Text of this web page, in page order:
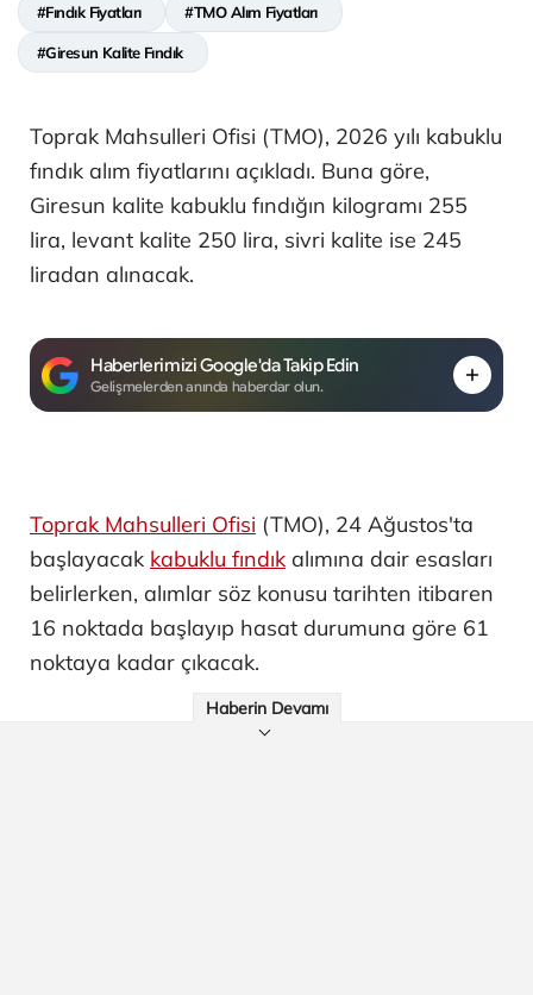
#Fındık Fiyatları #TMO Alım Fiyatları
#Giresun Kalite Fındık
Toprak Mahsulleri Ofisi (TMO), 2026 yılı kabuklu
fındık alım fiyatlarını açıkladı. Buna göre,
Giresun kalite kabuklu fındığın kilogramı 255
lira, levant kalite 250 lira, sivri kalite ise 245
liradan alınacak.
Haberlerimizi Google'da Takip Edin
Gelişmelerden anında haberdar olun.
Toprak Mahsulleri Ofisi (TMO), 24 Ağustos'ta
başlayacak kabuklu fındık alımına dair esasları
belirlerken, alımlar söz konusu tarihten itibaren
16 noktada başlayıp hasat durumuna göre 61
noktaya kadar çıkacak.
Haberin Devamı